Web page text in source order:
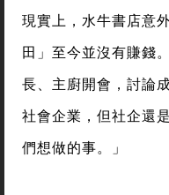
現實上，水牛書店意
田」至今並沒有賺錢
長、主廚開會，討論
社會企業，但社企還
們想做的事。」